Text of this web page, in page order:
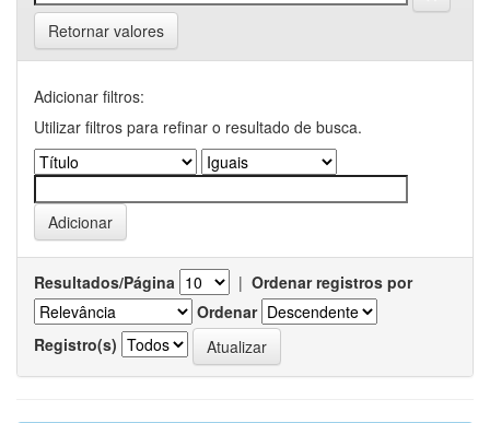
Retornar valores
Adicionar filtros:
Utilizar filtros para refinar o resultado de busca.
Resultados/Página | Ordenar registros por
Ordenar
Registro(s)